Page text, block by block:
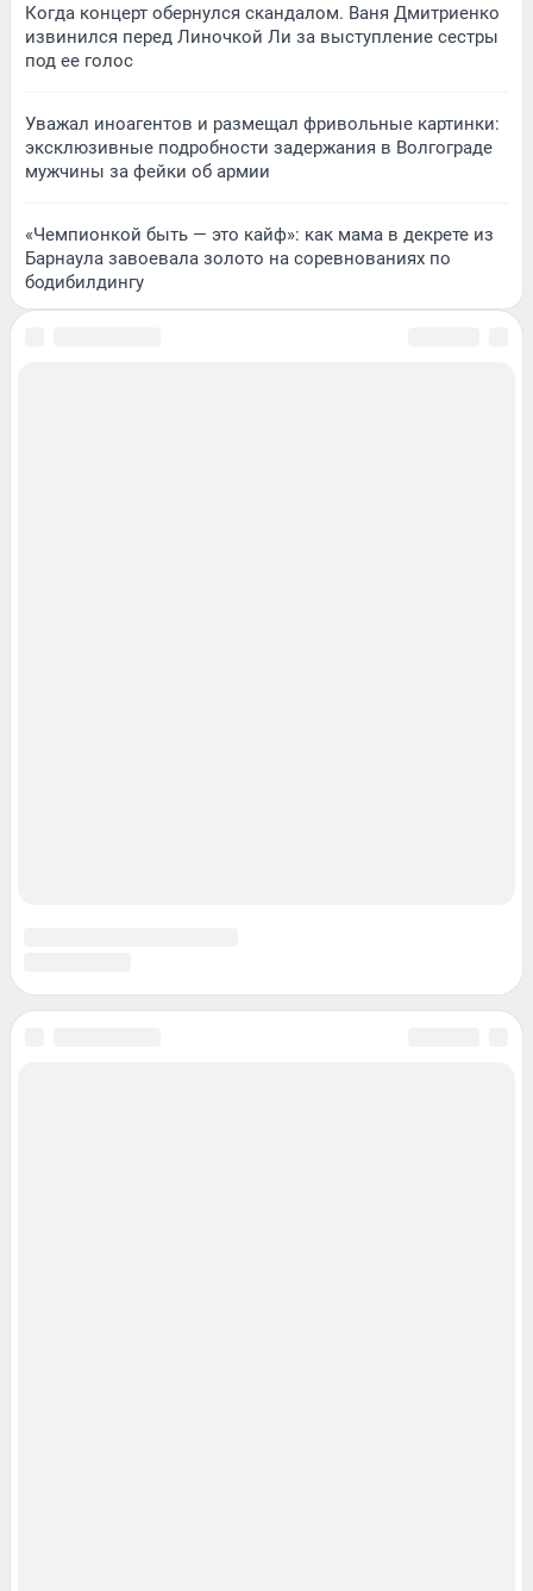
Когда концерт обернулся скандалом. Ваня Дмитриенко
извинился перед Линочкой Ли за выступление сестры
под ее голос
Уважал иноагентов и размещал фривольные картинки:
эксклюзивные подробности задержания в Волгограде
мужчины за фейки об армии
«Чемпионкой быть — это кайф»: как мама в декрете из
Барнаула завоевала золото на соревнованиях по
бодибилдингу